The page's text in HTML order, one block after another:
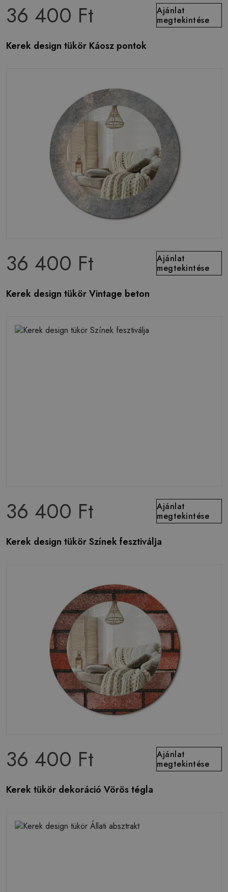
36 400 Ft
Ajánlat
megtekintése
Kerek design tükör Káosz pontok
36 400 Ft
Ajánlat
megtekintése
Kerek design tükör Vintage beton
36 400 Ft
Ajánlat
megtekintése
Kerek design tükör Színek fesztiválja
36 400 Ft
Ajánlat
megtekintése
Kerek tükör dekoráció Vörös tégla